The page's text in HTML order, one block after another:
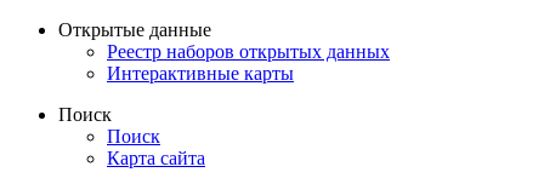
Открытые данные
Реестр наборов открытых данных
Интерактивные карты
Поиск
Поиск
Карта сайта